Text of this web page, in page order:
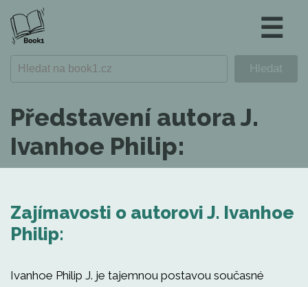
☰
Představení autora J.
Ivanhoe Philip:
Zajímavosti o autorovi J. Ivanhoe
Philip:
Ivanhoe Philip J. je tajemnou postavou současné